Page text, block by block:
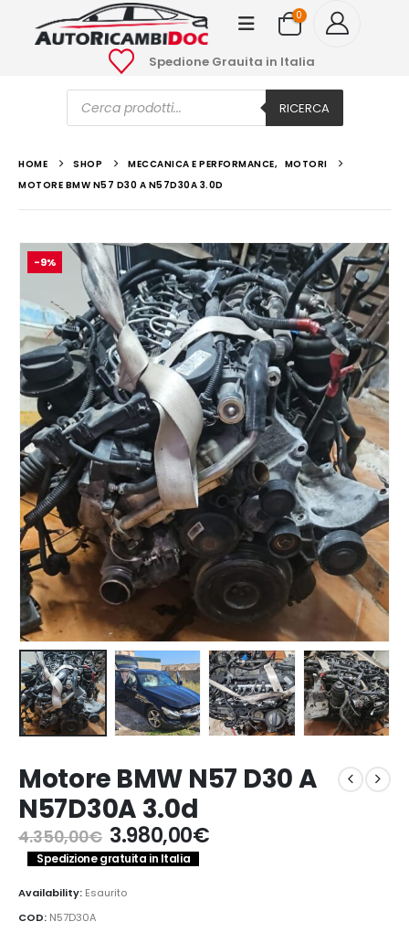
0
Spedione Grauita in Italia
Ricerca
prodotti RICERCA
HOME SHOP MECCANICA E PERFORMANCE, MOTORI
MOTORE BMW N57 D30 A N57D30A 3.0D
-9%
Motore BMW N57 D30 A
N57D30A 3.0d
4.350,00€ Il
prezzo
originale
era:
3.980,00€Il
Spedizione gratuita in Italia
Availability: Esaurito
COD: N57D30A